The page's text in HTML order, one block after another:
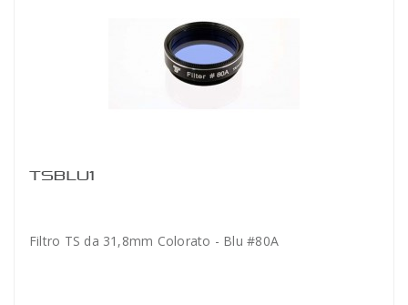
TSBLU1
Filtro TS da 31,8mm Colorato - Blu #80A